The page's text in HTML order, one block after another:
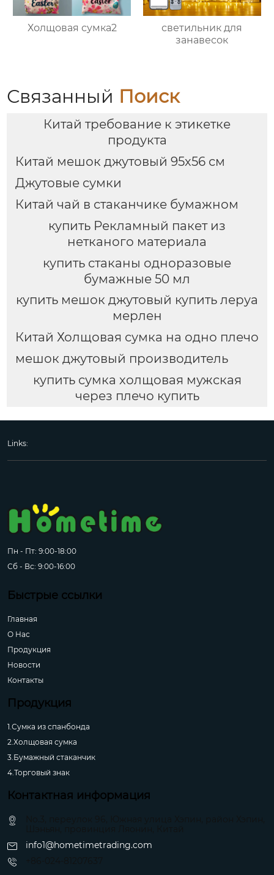
Холщовая сумка2
светильник для
занавесок
Связанный Поиск
Китай требование к этикетке
продукта
Китай мешок джутовый 95х56 см
Джутовые сумки
Китай чай в стаканчике бумажном
купить Рекламный пакет из
нетканого материала
купить стаканы одноразовые
бумажные 50 мл
купить мешок джутовый купить леруа
мерлен
Китай Холщовая сумка на одно плечо
мешок джутовый производитель
купить сумка холщовая мужская
через плечо купить
Links:
Пн - Пт: 9:00-18:00
Сб - Вс: 9:00-16:00
Быстрые ссылки
Главная
О Hас
Продукция
Новости
Контакты
Продукция
1.Сумка из спанбонда
2.Холщовая сумка
3.Бумажный стаканчик
4.Торговый знак
Контактная информация
info1@hometimetrading.com